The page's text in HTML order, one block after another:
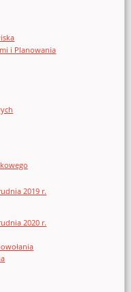
i Planowania
2019 r.
2020 r.